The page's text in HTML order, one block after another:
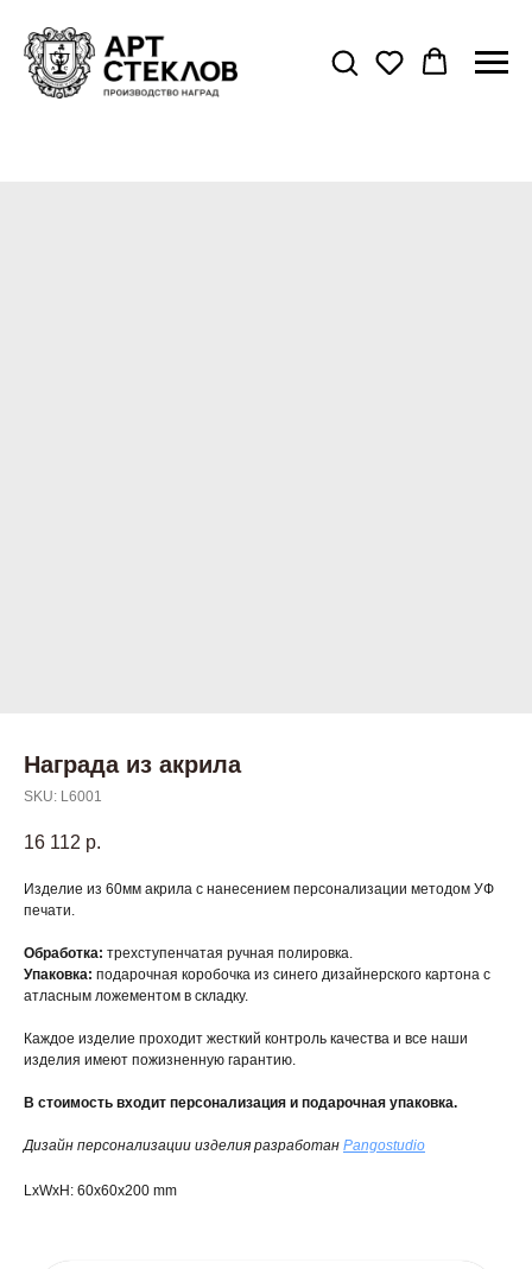
Награда из акрила
SKU: L6001
16 112 р.
Изделие из 60мм акрила с нанесением персонализации методом УФ
печати.
Обработка: трехступенчатая ручная полировка.
Упаковка: подарочная коробочка из синего дизайнерского картона с
атласным ложементом в складку.
Каждое изделие проходит жесткий контроль качества и все наши
изделия имеют пожизненную гарантию.
В стоимость входит персонализация и подарочная упаковка.
Дизайн персонализации изделия разработан Pangostudio
LxWxH: 60x60x200 mm